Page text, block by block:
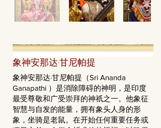
象神安那达·甘尼帕提
象神安那达·甘尼帕提（Sri Ananda
Ganapathi ）是消除障碍的神明，是印度
最受尊敬和广受崇拜的神祇之一。他象征
智慧与自发的能量，拥有象头人身的形
象，坐骑是老鼠。在开始任何重要任务或